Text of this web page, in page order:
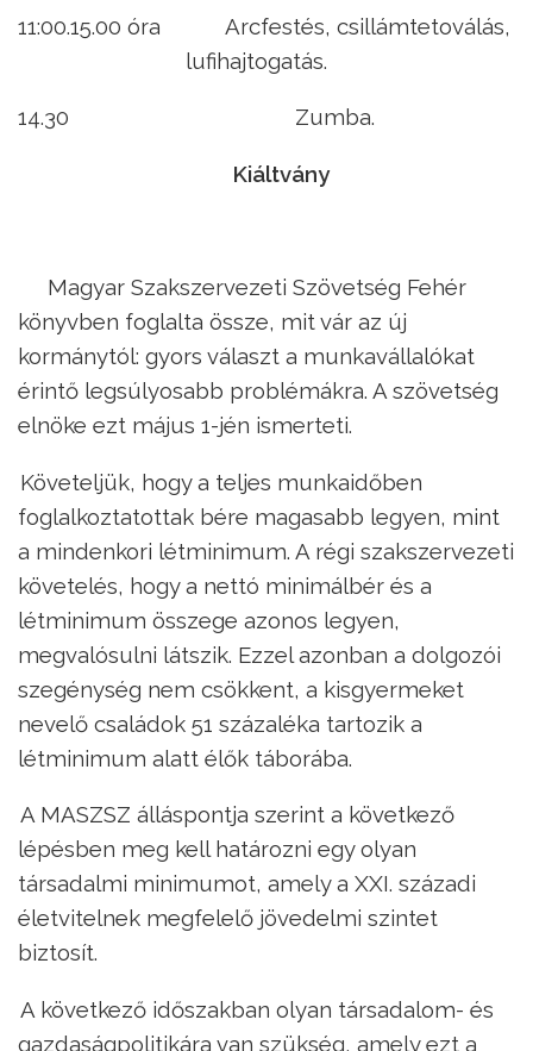
11:00.15.00 óra
Arcfestés, csillámtetoválás,
lufihajtogatás.
14.30 Zumba.
Kiáltvány
Magyar Szakszervezeti Szövetség Fehér
könyvben foglalta össze, mit vár az új
kormánytól: gyors választ a munkavállalókat
érintő legsúlyosabb problémákra. A szövetség
elnöke ezt május 1-jén ismerteti.
Követeljük, hogy a teljes munkaidőben
foglalkoztatottak bére magasabb legyen, mint
a mindenkori létminimum. A régi szakszervezeti
követelés, hogy a nettó minimálbér és a
létminimum összege azonos legyen,
megvalósulni látszik. Ezzel azonban a dolgozói
szegénység nem csökkent, a kisgyermeket
nevelő családok 51 százaléka tartozik a
létminimum alatt élők táborába.
A MASZSZ álláspontja szerint a következő
lépésben meg kell határozni egy olyan
társadalmi minimumot, amely a XXI. századi
életvitelnek megfelelő jövedelmi szintet
biztosít.
A következő időszakban olyan társadalom- és
gazdaságpolitikára van szükség, amely ezt a